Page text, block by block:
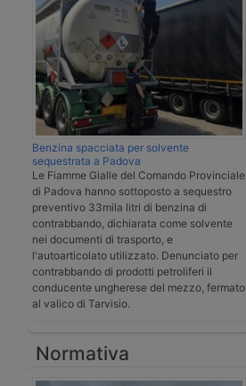
Benzina spacciata per solvente
sequestrata a Padova
Le Fiamme Gialle del Comando Provinciale
di Padova hanno sottoposto a sequestro
preventivo 33mila litri di benzina di
contrabbando, dichiarata come solvente
nei documenti di trasporto, e
l'autoarticolato utilizzato. Denunciato per
contrabbando di prodotti petroliferi il
conducente ungherese del mezzo, fermato
al valico di Tarvisio.
Normativa